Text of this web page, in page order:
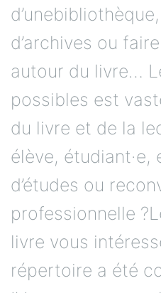
d’archives ou
autour du livre…
possibles est
du livre et de la
élève, étudiant·e,
d’études ou
professionnelle
livre vous
répertoire a été